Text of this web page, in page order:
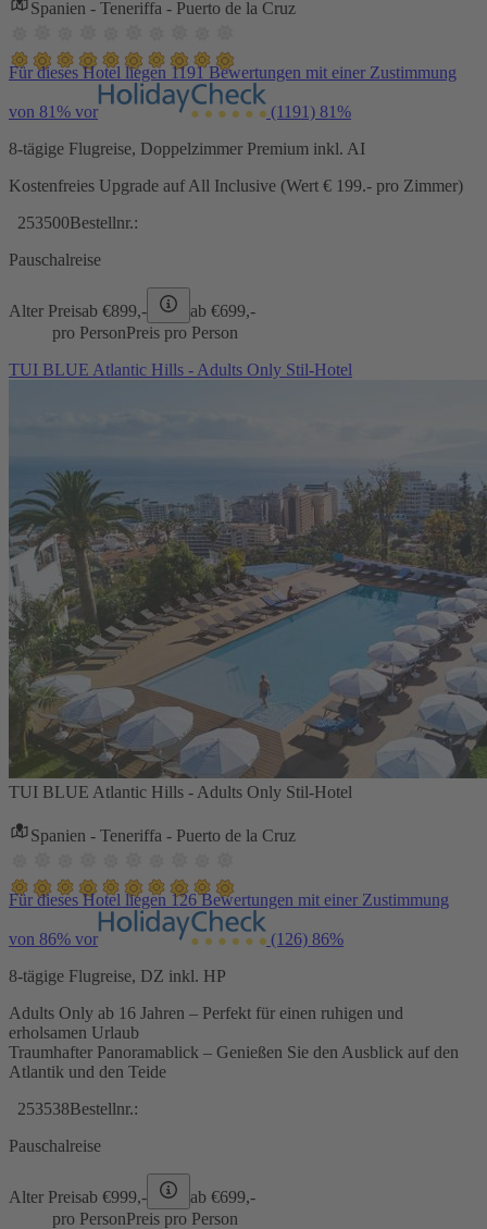
Spanien - Teneriffa - Puerto de la Cruz
Für dieses Hotel liegen 1191 Bewertungen mit einer Zustimmung
von 81% vor (1191) 81%
8-tägige Flugreise, Doppelzimmer Premium inkl. AI
Kostenfreies Upgrade auf All Inclusive (Wert € 199.- pro Zimmer)
253500Bestellnr.:
Pauschalreise
Alter Preisab €899,- ab €699,-
pro PersonPreis pro Person
TUI BLUE Atlantic Hills - Adults Only Stil-Hotel
TUI BLUE Atlantic Hills - Adults Only Stil-Hotel
Spanien - Teneriffa - Puerto de la Cruz
Für dieses Hotel liegen 126 Bewertungen mit einer Zustimmung
von 86% vor (126) 86%
8-tägige Flugreise, DZ inkl. HP
Adults Only ab 16 Jahren – Perfekt für einen ruhigen und
erholsamen Urlaub
Traumhafter Panoramablick – Genießen Sie den Ausblick auf den
Atlantik und den Teide
253538Bestellnr.:
Pauschalreise
Alter Preisab €999,- ab €699,-
pro PersonPreis pro Person